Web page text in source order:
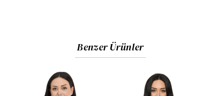
Kumaş ve Beden Bilgisi
formunu koruyan yüksek kaliteli doku).
Benzer Ürünler